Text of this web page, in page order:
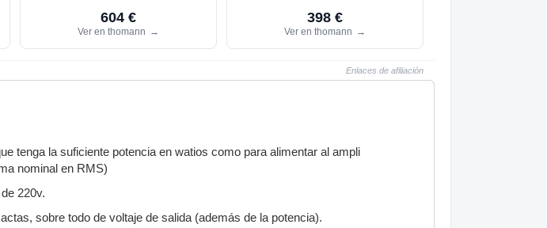
604 €
Ver en thomann →
398 €
Ver en thomann →
Enlaces de afiliación
tenga la suficiente potencia en watios como para alimentar al ampli
nominal en RMS)
220v.
sobre todo de voltaje de salida (además de la potencia).